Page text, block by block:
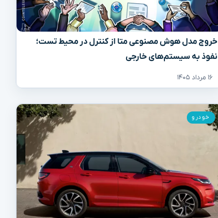
خروج مدل هوش مصنوعی متا از کنترل در محیط تست؛
نفوذ به سیستم‌های خارجی
۱۶ مرداد ۱۴۰۵
خودرو